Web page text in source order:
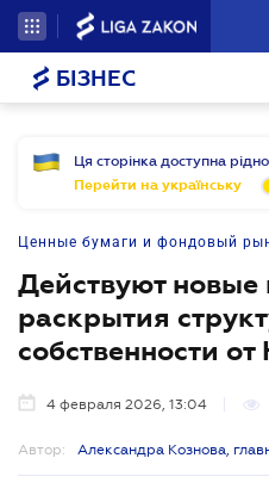
БІЗНЕС
Ця сторінка доступна
Перейти на українську
Ценные бумаги и фондовый
Действуют новые
раскрытия
собственности
4 февраля 2026, 13:04
Автор: Александра Кознова,